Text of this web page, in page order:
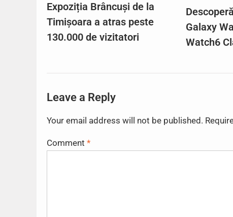
Expoziția Brâncuși de la
Timișoara a atras peste
130.000 de vizitatori
Galaxy
Watch6
Leave a Reply
Your email address will not be published.
Comment *